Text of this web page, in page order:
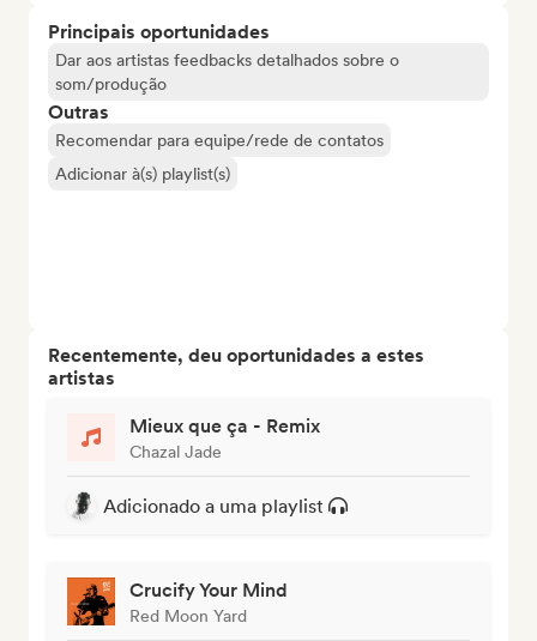
Principais oportunidades
Dar aos artistas feedbacks detalhados sobre o
som/produção
Outras
Recomendar para equipe/rede de contatos
Adicionar à(s) playlist(s)
Recentemente, deu oportunidades a estes
artistas
Mieux que ça - Remix
Chazal Jade
Adicionado a uma playlist
Crucify Your Mind
Red Moon Yard